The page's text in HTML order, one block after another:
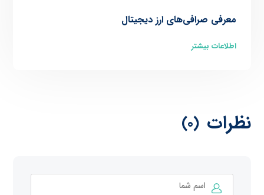
معرفی صرافی‌‌های ارز دیجیتال
اطلاعات بیشتر
نظرات (0)